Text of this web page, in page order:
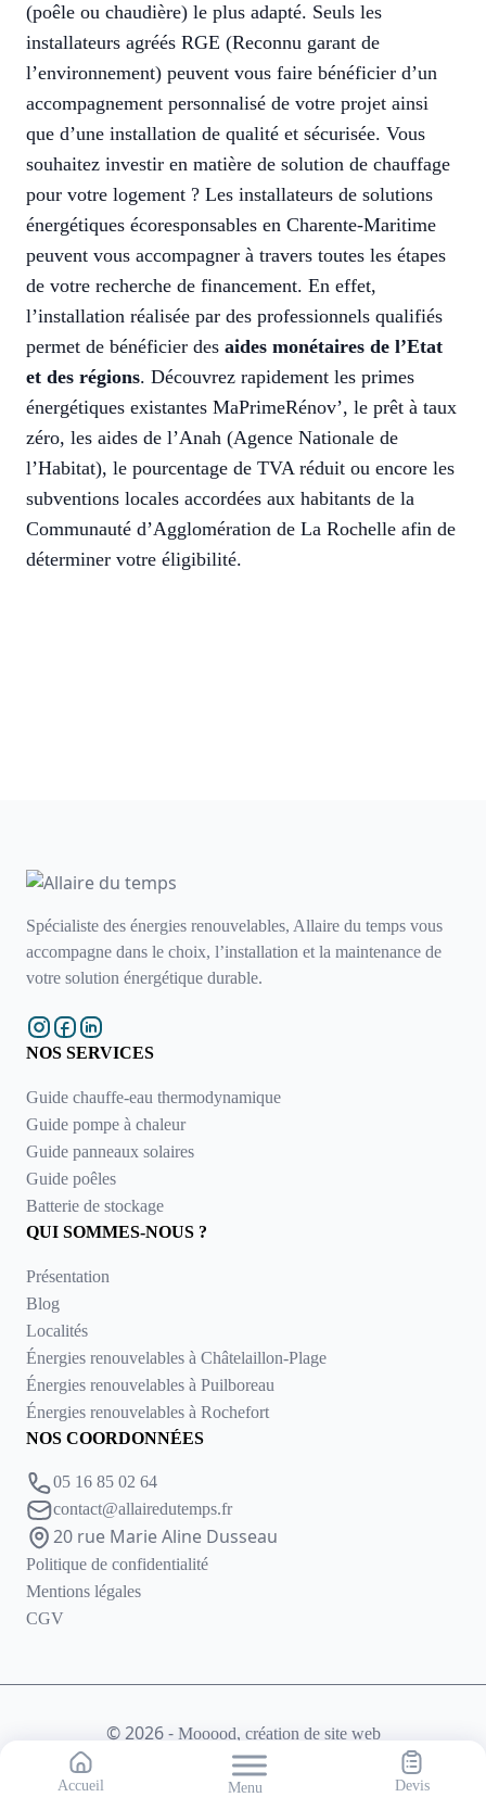
Accueil Devis
(poêle ou chaudière) le plus adapté. Seuls les
installateurs agréés RGE (Reconnu garant de
l’environnement) peuvent vous faire bénéficier d’un
accompagnement personnalisé de votre projet ainsi
que d’une installation de qualité et sécurisée. Vous
souhaitez investir en matière de solution de chauffage
pour votre logement ? Les installateurs de solutions
énergétiques écoresponsables en Charente-Maritime
peuvent vous accompagner à travers toutes les étapes
de votre recherche de financement. En effet,
l’installation réalisée par des professionnels qualifiés
permet de bénéficier des aides monétaires de l’Etat
et des régions. Découvrez rapidement les primes
énergétiques existantes MaPrimeRénov’, le prêt à taux
zéro, les aides de l’Anah (Agence Nationale de
l’Habitat), le pourcentage de TVA réduit ou encore les
subventions locales accordées aux habitants de la
Communauté d’Agglomération de La Rochelle afin de
déterminer votre éligibilité.
Spécialiste des énergies renouvelables, Allaire du temps vous
accompagne dans le choix, l’installation et la maintenance de
votre solution énergétique durable.
NOS SERVICES
Guide chauffe-eau thermodynamique
Guide pompe à chaleur
Guide panneaux solaires
Guide poêles
Batterie de stockage
QUI SOMMES-NOUS ?
Présentation
Blog
Localités
Énergies renouvelables à Châtelaillon-Plage
Énergies renouvelables à Puilboreau
Énergies renouvelables à Rochefort
NOS COORDONNÉES
05 16 85 02 64
contact@allairedutemps.fr
20 rue Marie Aline Dusseau
Politique de confidentialité
Mentions légales
CGV
© 2026 - Mooood, création de site web